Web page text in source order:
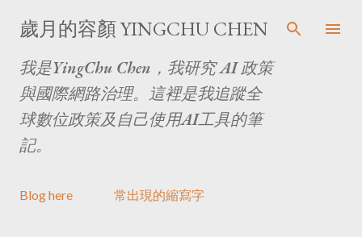
跳至主要內容
歲月的容顏 YINGCHU CHEN
我是YingChu Chen，我研究 AI 政策
與國際網路治理。這裡是我追蹤全
球數位政策及自己使用AI工具的筆
記。
Blog here 常出現的縮寫字